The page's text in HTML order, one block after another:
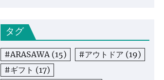
タグ
#ARASAWA(15) #アウトドア (19)
#ギフト (17)